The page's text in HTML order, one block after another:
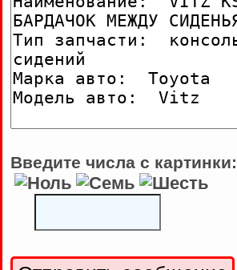
Введите числа с картинки: